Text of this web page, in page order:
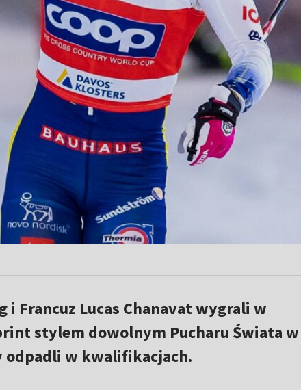
i Francuz Lucas Chanavat wygrali w
stylem dowolnym Pucharu Świata w
odpadli w kwalifikacjach.